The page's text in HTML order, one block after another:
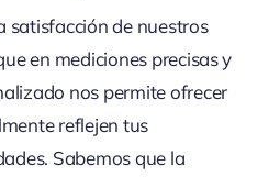
satisfacción de nuestros
en mediciones precisas y
nos permite ofrecer
reflejen tus
Sabemos que la